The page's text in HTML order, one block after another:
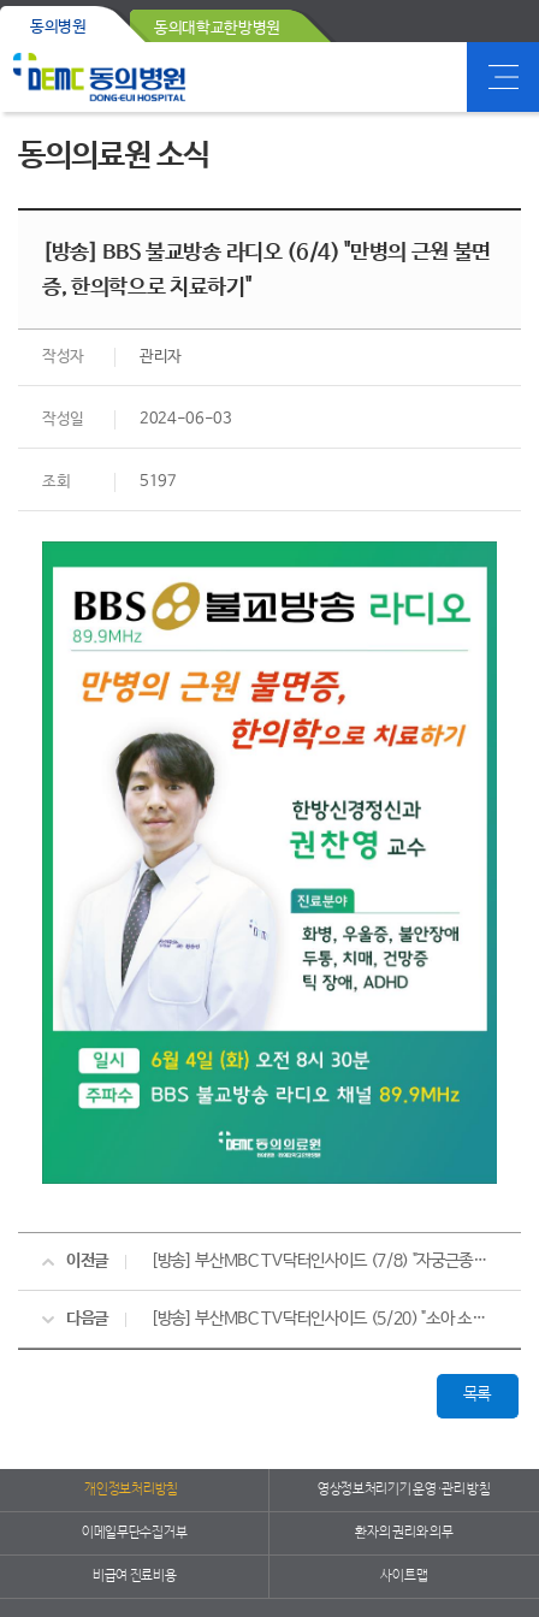
동의병원 동의대학교한방병원
동의의료원 소식
[방송] BBS 불교방송 라디오 (6/4) "만병의 근원 불면
증, 한의학으로 치료하기"
작성자 관리자
작성일 2024-06-03
조회 5197
이전글 [방송] 부산MBC TV닥터인사이드 (7/8) "자궁근종과 자궁선근증"
다음글 [방송] 부산MBC TV닥터인사이드 (5/20) "소아 소화기 질환의 진단과 치료"
목록
개인정보처리방침 영상정보처리기기 운영·관리 방침
이메일무단수집거부 환자의 권리와 의무
비급여 진료비용 사이트맵